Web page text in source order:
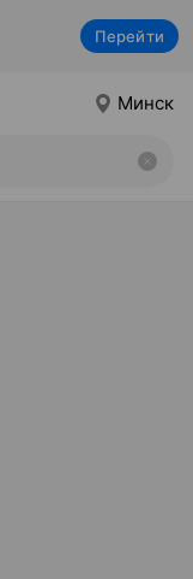
Перейти
Минск